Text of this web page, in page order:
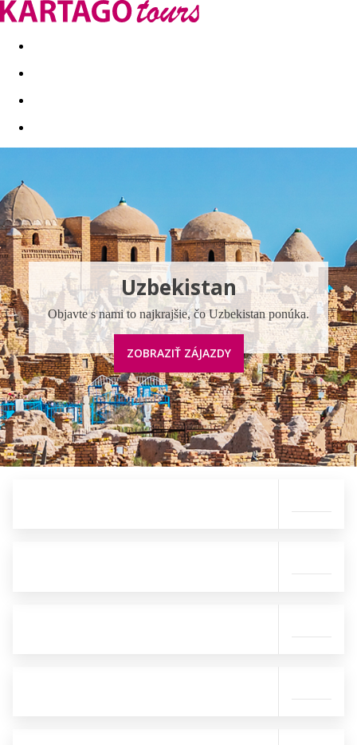
Last minute Dovolenkové kluby
Uzbekistan
Objavte s nami to najkrajšie, čo Uzbekistan ponúka.
ZOBRAZIŤ ZÁJAZDY